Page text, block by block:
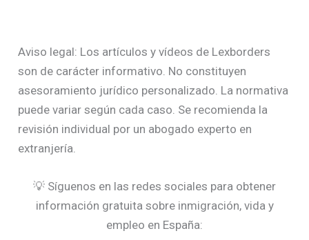
Aviso legal: Los artículos y vídeos de Lexborders
son de carácter informativo. No constituyen
asesoramiento jurídico personalizado. La normativa
puede variar según cada caso. Se recomienda la
revisión individual por un abogado experto en
extranjería.
💡 Síguenos en las redes sociales para obtener
información gratuita sobre inmigración, vida y
empleo en España: